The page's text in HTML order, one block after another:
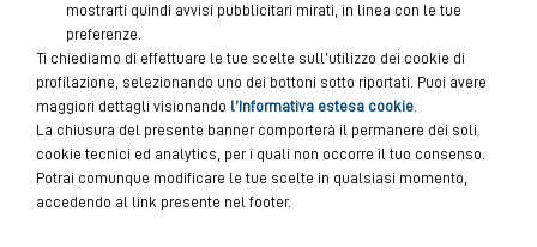
mostrarti quindi avvisi pubblicitari mirati, in linea con le tue
preferenze.
Ti chiediamo di effettuare le tue scelte sull’utilizzo dei cookie di
profilazione, selezionando uno dei bottoni sotto riportati. Puoi avere
maggiori dettagli visionando l’Informativa estesa cookie
La chiusura del presente banner comporterà il permanere dei soli
cookie tecnici ed analytics, per i quali non occorre il tuo consenso.
Potrai comunque modificare le tue scelte in qualsiasi momento,
accedendo al link presente nel footer.